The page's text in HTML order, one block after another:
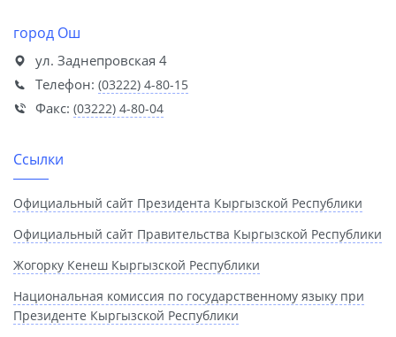
город Ош
ул. Заднепровская 4
Телефон: (03222) 4-80-15
Факс: (03222) 4-80-04
Ссылки
Официальный сайт Президента Кыргызской Республики
Официальный сайт Правительства Кыргызской Республики
Жогорку Кенеш Кыргызской Республики
Национальная комиссия по государственному языку при
Президенте Кыргызской Республики